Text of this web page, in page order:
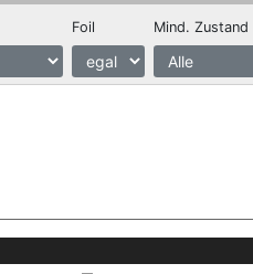
Foil Mind. Zustand